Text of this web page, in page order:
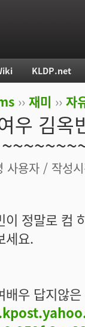
›› 재미 ›› 자
우 김옥
사용자 / 작성
이 정말로 컴
세요.
배우 답지않
KLDP.net